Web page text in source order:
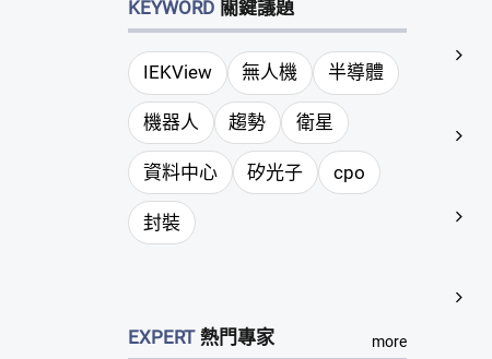
KEYWORD 關鍵議題
IEKView 無人機 半導體
機器人 趨勢 衛星
資料中心 矽光子 cpo
封裝
EXPERT 熱門專家 more